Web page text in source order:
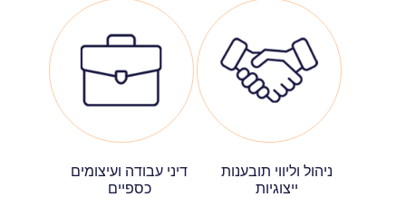
ניהול וליווי תובענות
ייצוגיות
דיני עבודה ועיצומים
כספיים